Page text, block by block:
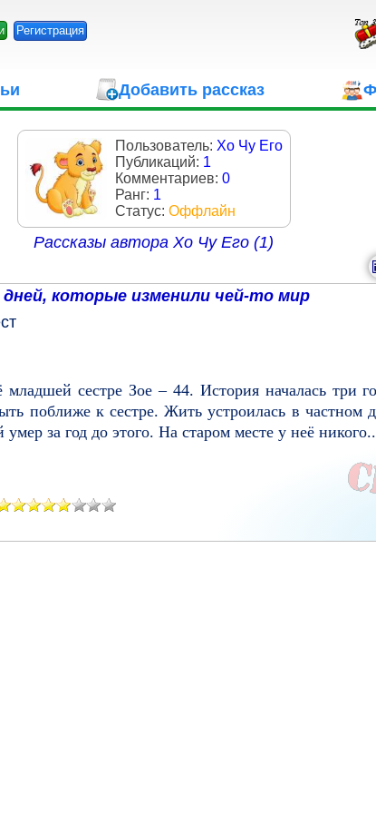
Регистрация
Добавить рассказ
Пользователь: Хо Чу Его
Публикаций: 1
Комментариев: 0
Ранг: 1
Статус: Оффлайн
Рассказы автора Хо Чу Его (1)
которые изменили чей-то мир
сестре Зое – 44. История началась три
поближе к сестре. Жить устроилась в частном
за год до этого. На старом месте у неё